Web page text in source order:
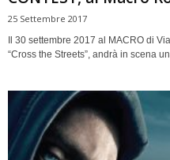
25 Settembre 2017
Il 30 settembre 2017 al MACRO di
“Cross the Streets”, andrà in scena